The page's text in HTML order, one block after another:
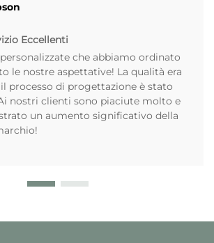
Eccellenti
che abbiamo ordinato
le nostre aspettative! La qualità era
processo di progettazione è stato
nostri clienti sono piaciute molto e
un aumento significativo della